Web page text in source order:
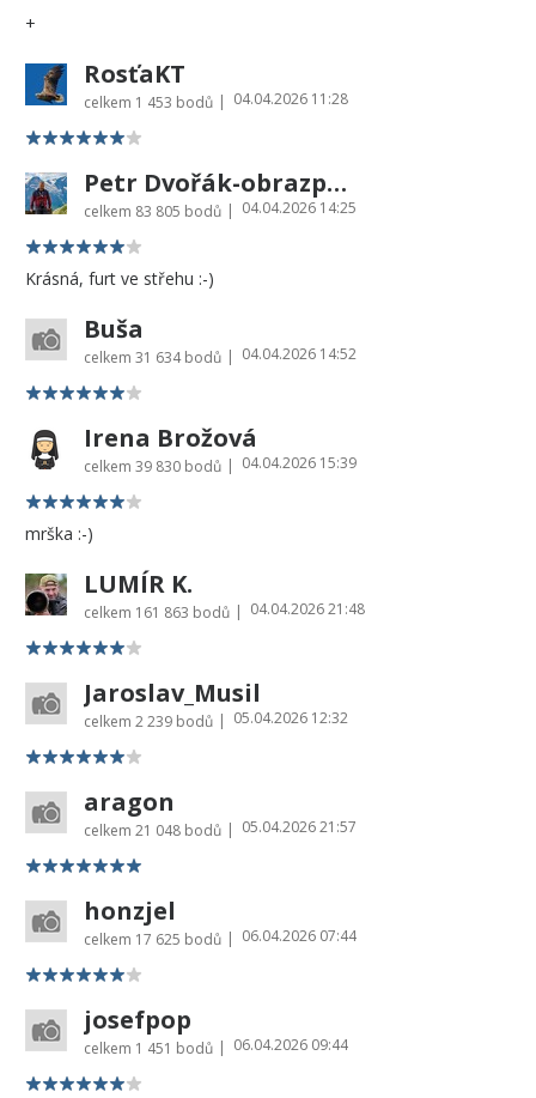
+
RosťaKT
celkem 1 453 bodů | 04.04.2026 11:28
Petr Dvořák-obrazprovas.cz
celkem 83 805 bodů | 04.04.2026 14:25
Krásná, furt ve střehu :-)
Buša
celkem 31 634 bodů | 04.04.2026 14:52
Irena Brožová
celkem 39 830 bodů | 04.04.2026 15:39
mrška :-)
LUMÍR K.
celkem 161 863 bodů | 04.04.2026 21:48
Jaroslav_Musil
celkem 2 239 bodů | 05.04.2026 12:32
aragon
celkem 21 048 bodů | 05.04.2026 21:57
honzjel
celkem 17 625 bodů | 06.04.2026 07:44
josefpop
celkem 1 451 bodů | 06.04.2026 09:44